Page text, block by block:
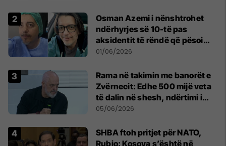
Osman Azemi i nënshtrohet
ndërhyrjes së 10-të pas
aksidentit të rëndë që pësoi
vitin e kaluar
01/06/2026
Rama në takimin me banorët e
Zvërnecit: Edhe 500 mijë veta
të dalin në shesh, ndërtimi i
resortit nuk anulohet
05/06/2026
SHBA ftoh pritjet për NATO,
Rubio: Kosova s’është në